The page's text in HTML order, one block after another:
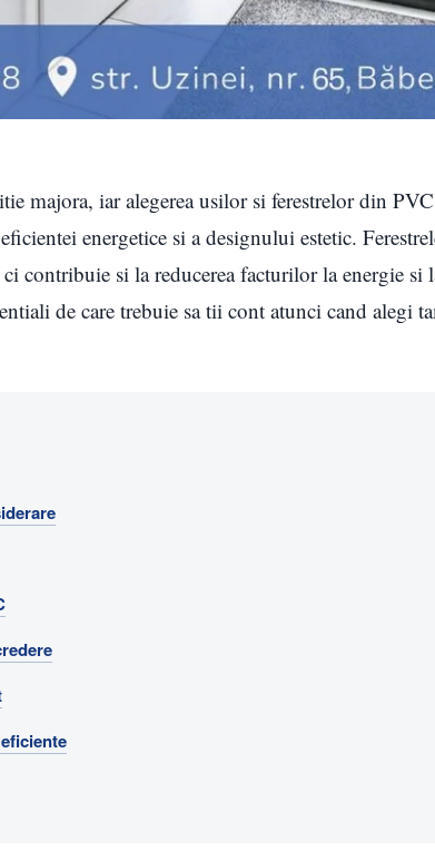
majora, iar alegerea usilor si ferestrelor din
energetice si a designului estetic.
contribuie si la reducerea facturilor la energie si
de care trebuie sa tii cont atunci cand alegi